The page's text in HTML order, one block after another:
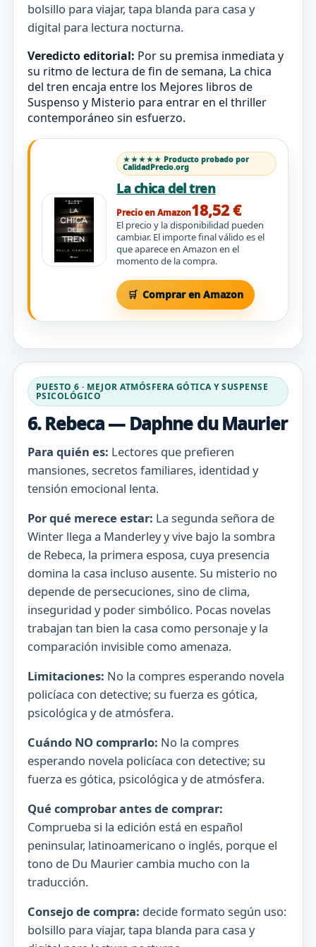
bolsillo para viajar, tapa blanda para casa y
digital para lectura nocturna.
Veredicto editorial: Por su premisa inmediata y
su ritmo de lectura de fin de semana, La chica
del tren encaja entre los Mejores libros de
Suspenso y Misterio para entrar en el thriller
contemporáneo sin esfuerzo.
★★★★★ Producto probado por
CalidadPrecio.org
La chica del tren
Precio en Amazon18,52 €
El precio y la disponibilidad pueden
cambiar. El importe final válido es el
que aparece en Amazon en el
momento de la compra.
Comprar en Amazon
PUESTO 6 · MEJOR ATMÓSFERA GÓTICA Y SUSPENSE
PSICOLÓGICO
6. Rebeca — Daphne du Maurier
Para quién es: Lectores que prefieren
mansiones, secretos familiares, identidad y
tensión emocional lenta.
Por qué merece estar: La segunda señora de
Winter llega a Manderley y vive bajo la sombra
de Rebeca, la primera esposa, cuya presencia
domina la casa incluso ausente. Su misterio no
depende de persecuciones, sino de clima,
inseguridad y poder simbólico. Pocas novelas
trabajan tan bien la casa como personaje y la
comparación invisible como amenaza.
Limitaciones: No la compres esperando novela
policíaca con detective; su fuerza es gótica,
psicológica y de atmósfera.
Cuándo NO comprarlo: No la compres
esperando novela policíaca con detective; su
fuerza es gótica, psicológica y de atmósfera.
Qué comprobar antes de comprar:
Comprueba si la edición está en español
peninsular, latinoamericano o inglés, porque el
tono de Du Maurier cambia mucho con la
traducción.
Consejo de compra: decide formato según uso:
bolsillo para viajar, tapa blanda para casa y